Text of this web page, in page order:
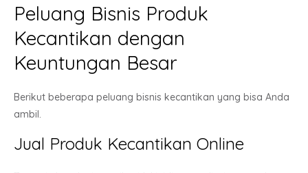
Peluang Bisnis Produk
Kecantikan dengan
Keuntungan Besar
Berikut beberapa peluang bisnis kecantikan yang bisa Anda
ambil.
Jual Produk Kecantikan Online